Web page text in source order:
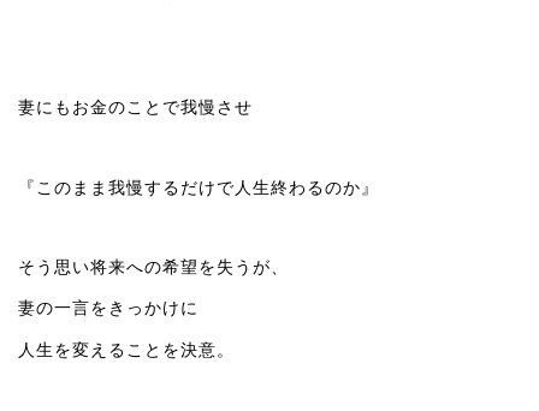
妻にもお金のことで我慢させ
『このまま我慢するだけで人生終わるのか』
そう思い将来への希望を失うが、
妻の一言をきっかけに
人生を変えることを決意。